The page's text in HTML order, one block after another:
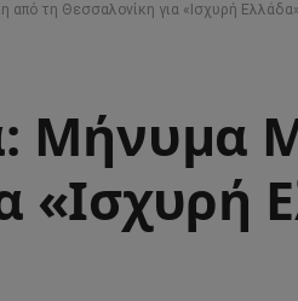
τη Θεσσαλονίκη για «Ισχυρή Ελλάδα»
Μήνυμα
«Ισχυρή